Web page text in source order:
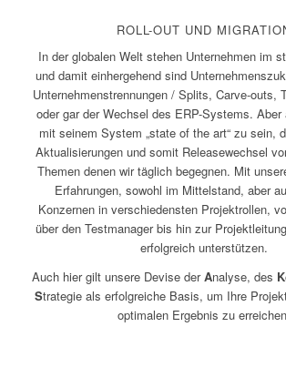
ROLL-OUT UND
In der globalen Welt stehen Unternehmen im
und damit einhergehend sind
Unternehmenstrennungen / Splits, Carve-outs,
oder gar der Wechsel des ERP-Systems.
mit seinem System „state of the art“ zu sein,
Aktualisierungen und somit Releasewechsel
Themen denen wir täglich begegnen. Mit
Erfahrungen, sowohl im Mittelstand, aber
Konzernen in verschiedensten Projektrollen,
über den Testmanager bis hin zur
erfolgreich unterstützen.
Auch hier gilt unsere Devise derAnalyse, des K
Strategie als erfolgreiche Basis, um Ihre
optimalen Ergebnis zu